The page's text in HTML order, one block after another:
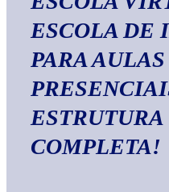
ESCOLA DE
PARA AULAS
ESTRUTURA
COMPLETA!